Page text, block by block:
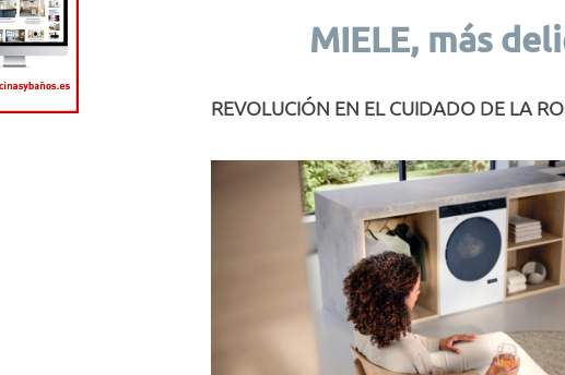
MIELE, más
REVOLUCIÓN EN EL CUIDADO DE LA